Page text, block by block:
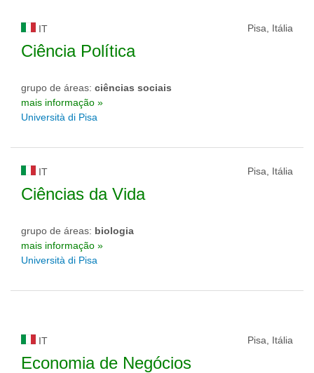
IT Pisa, Itália
Ciência Política
grupo de áreas: ciências sociais
mais informação »
Università di Pisa
IT Pisa, Itália
Ciências da Vida
grupo de áreas: biologia
mais informação »
Università di Pisa
IT Pisa, Itália
Economia de Negócios